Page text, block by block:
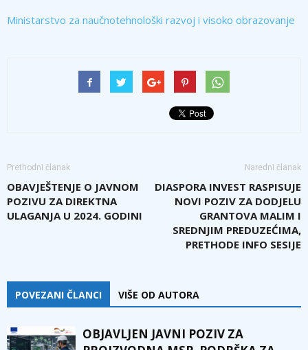
Ministarstvo za naučnotehnološki razvoj i visoko obrazovanje
Prethodni članak
OBAVJEŠTENJE O JAVNOM
POZIVU ZA DIREKTNA
ULAGANJA U 2024. GODINI
Naredni članak
DIASPORA INVEST RASPISUJE
NOVI POZIV ZA DODJELU
GRANTOVA MALIM I
SREDNJIM PREDUZEĆIMA,
PRETHODE INFO SESIJE
POVEZANI ČLANCI VIŠE OD AUTORA
OBJAVLJEN JAVNI POZIV ZA